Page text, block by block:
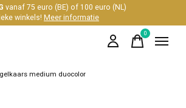
vanaf 75 euro (BE) of 100 euro (NL)
winkels!Meer informatie
0items
medium duocolor